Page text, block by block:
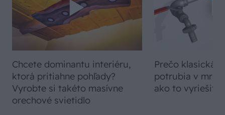
Chcete dominantu interiéru,
ktorá pritiahne pohľady?
Vyrobte si takéto masívne
orechové svietidlo
Prečo klasická
potrubia v
ako to vyriešiť